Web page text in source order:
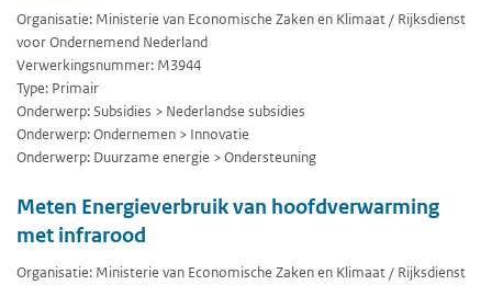
Organisatie: Ministerie van Economische Zaken en Klimaat / Rijksdienst
voor Ondernemend Nederland
Verwerkingsnummer: M3944
Type: Primair
Onderwerp: Subsidies > Nederlandse subsidies
Onderwerp: Ondernemen > Innovatie
Onderwerp: Duurzame energie > Ondersteuning
Meten Energieverbruik van hoofdverwarming
met infrarood
Organisatie: Ministerie van Economische Zaken en Klimaat / Rijksdienst